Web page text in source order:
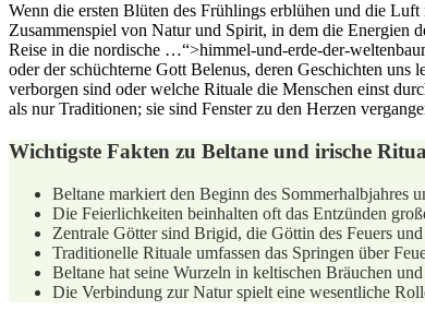
Wenn die ​ersten Blüten des Frühlings erblühen und⁣ die
Zusammenspiel von Natur und Spirit, in dem die Energien
Reise in die nordische …“>himmel-und-erde-der-
oder der schüchterne Gott Belenus, deren Geschichten
verborgen sind‌ oder welche ⁢Rituale die Menschen einst
als nur Traditionen;⁢ sie⁢ sind Fenster zu⁣ den Herzen
Wichtigste‍ Fakten zu Beltane und​ irische
Beltane markiert den Beginn⁣ des Sommerhalbjahres
Die Feierlichkeiten beinhalten oft das Entzünden
Zentrale Götter sind Brigid, die Göttin​ des Feuers
Traditionelle Rituale umfassen das Springen über
Beltane‌ hat seine Wurzeln in keltischen Bräuchen
Die Verbindung ​zur Natur⁢ spielt eine wesentliche